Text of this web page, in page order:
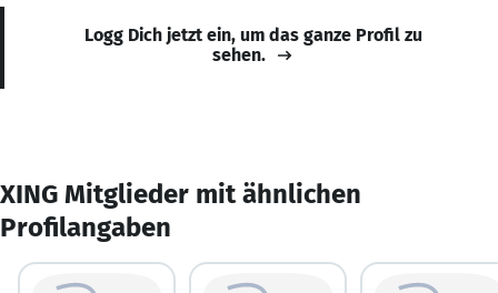
Logg Dich jetzt ein, um das ganze Profil zu
sehen.
XING Mitglieder mit ähnlichen
Profilangaben